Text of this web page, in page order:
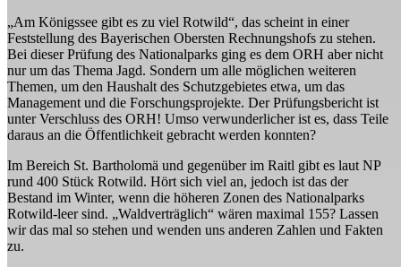
„Am Königssee gibt es zu viel Rotwild“, das scheint in einer
Feststellung des Bayerischen Obersten Rechnungshofs zu stehen.
Bei dieser Prüfung des Nationalparks ging es dem ORH aber nicht
nur um das Thema Jagd. Sondern um alle möglichen weiteren
Themen, um den Haushalt des Schutzgebietes etwa, um das
Management und die Forschungsprojekte. Der Prüfungsbericht ist
unter Verschluss des ORH! Umso verwunderlicher ist es, dass Teile
daraus an die Öffentlichkeit gebracht werden konnten?
Im Bereich St. Bartholomä und gegenüber im Raitl gibt es laut NP
rund 400 Stück Rotwild. Hört sich viel an, jedoch ist das der
Bestand im Winter, wenn die höheren Zonen des Nationalparks
Rotwild-leer sind. „Waldverträglich“ wären maximal 155? Lassen
wir das mal so stehen und wenden uns anderen Zahlen und Fakten
zu.